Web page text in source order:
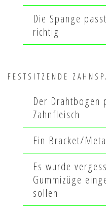
Die Spange
richtig
FESTSITZENDE
Der Drahtbogen
Zahnfleisch
Ein Bracket/
Es wurde
Gummizüge
sollen